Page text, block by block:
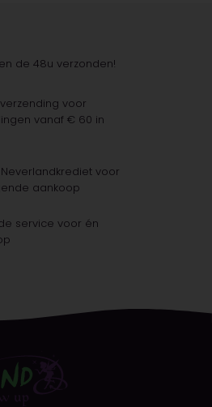
de 48u verzonden!
voor
vanaf € 60 in
voor
aankoop
service voor én